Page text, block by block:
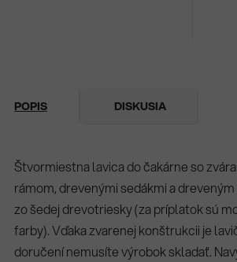
POPIS DISKUSIA
Štvormiestna lavica do čakárne so
rámom, drevenými sedákmi a
zo šedej drevotriesky (za príplatok sú
farby). Vďaka zvarenej konštrukcii je
doručení nemusíte výrobok skladať.